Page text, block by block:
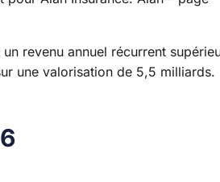
revenu annuel récurrent
une valorisation de 5,5 milliards.